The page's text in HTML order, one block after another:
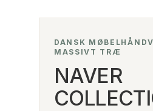
DANSK
MASSIVT TRÆ
NAVER